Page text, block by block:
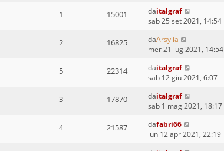
1 15001 daitalgraf
sab 25 set 2021, 14:54
2 16825 daArsylia
mer 21 lug 2021, 14:54
5 22314 daitalgraf
sab 12 giu 2021, 6:07
3 17870 daitalgraf
sab 1 mag 2021, 18:17
4 21587 dafabri66
lun 12 apr 2021, 22:19